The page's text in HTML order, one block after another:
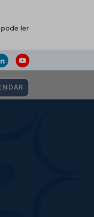
pode ler